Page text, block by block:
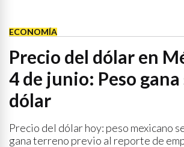
ECONOMÍA
Precio del dólar en
4 de junio: Peso gana
dólar
Precio del dólar hoy: peso mexicano
gana terreno previo al reporte de